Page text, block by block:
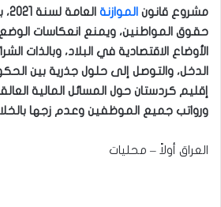
مشروع قانون الموازنة
حقوق المواطنين، ويمنع انعكاسات
الأوضاع الاقتصادية في البلاد، وبالذات
الدخل، والتوصل إلى حلول جذرية بين
إقليم كردستان حول المسائل المالية
ورواتب جميع الموظفين وعدم زجها
العراق أولاً – محليات